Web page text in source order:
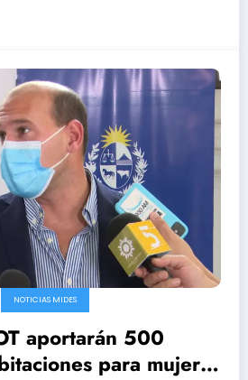
NOTICIAS MIDES
aportarán 500
para mujeres